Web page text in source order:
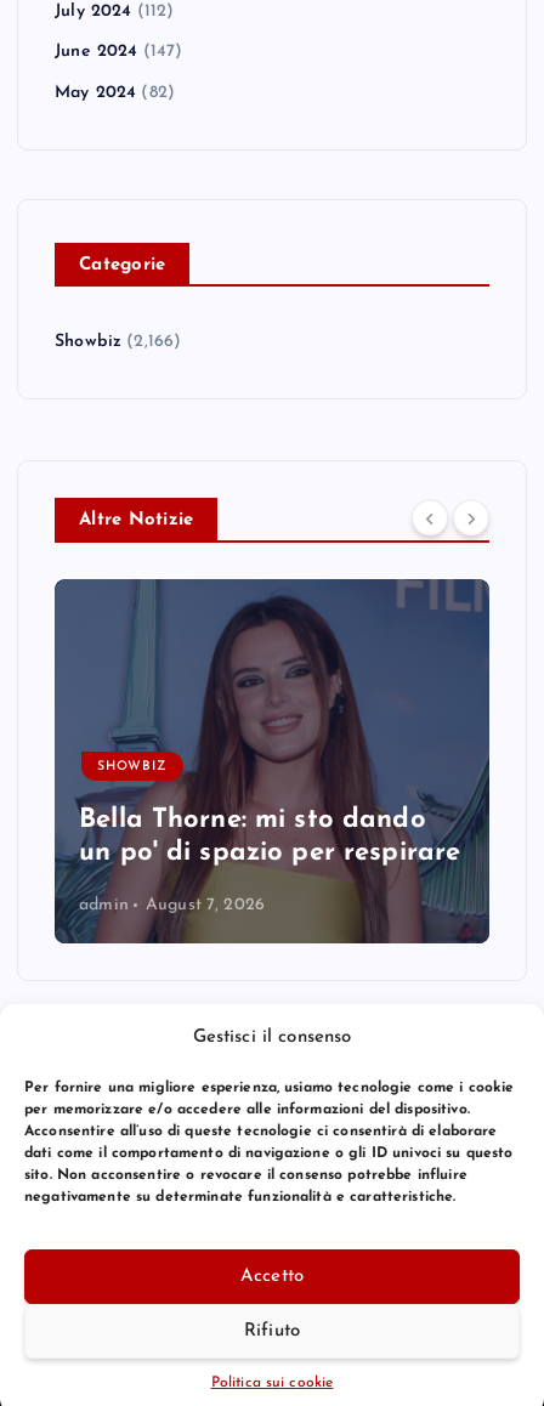
Gestisci il consenso
Per fornire una migliore esperienza, usiamo tecnologie come i cookie
per memorizzare e/o accedere alle informazioni del dispositivo.
Acconsentire all’uso di queste tecnologie ci consentirà di elaborare
dati come il comportamento di navigazione o gli ID univoci su questo
sito. Non acconsentire o revocare il consenso potrebbe influire
negativamente su determinate funzionalità e caratteristiche.
Accetto
Rifiuto
Politica sui cookie
July 2024 (112)
June 2024 (147)
May 2024 (82)
Categorie
Showbiz (2,166)
Altre Notizie
SHOWBIZ
Bella Thorne: mi sto dando
un po' di spazio per respirare
admin August 7, 2026